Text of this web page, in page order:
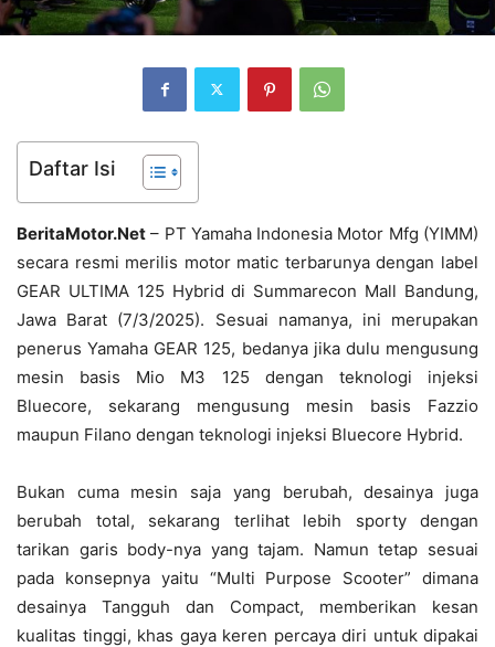
Daftar Isi
BeritaMotor.Net – PT Yamaha Indonesia Motor Mfg (YIMM)
secara resmi merilis motor matic terbarunya dengan label
GEAR ULTIMA 125 Hybrid di Summarecon Mall Bandung,
Jawa Barat (7/3/2025). Sesuai namanya, ini merupakan
penerus Yamaha GEAR 125, bedanya jika dulu mengusung
mesin basis Mio M3 125 dengan teknologi injeksi
Bluecore, sekarang mengusung mesin basis Fazzio
maupun Filano dengan teknologi injeksi Bluecore Hybrid.
Bukan cuma mesin saja yang berubah, desainya juga
berubah total, sekarang terlihat lebih sporty dengan
tarikan garis body-nya yang tajam. Namun tetap sesuai
pada konsepnya yaitu “Multi Purpose Scooter” dimana
desainya Tangguh dan Compact, memberikan kesan
kualitas tinggi, khas gaya keren percaya diri untuk dipakai